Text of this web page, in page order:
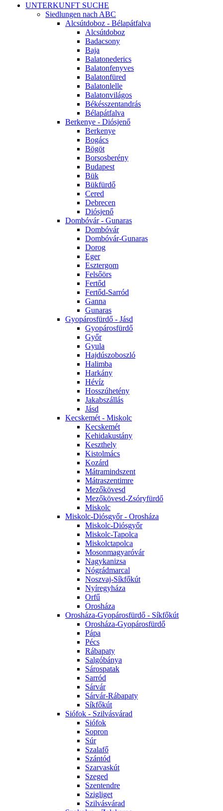
UNTERKUNFT SUCHE
Siedlungen nach ABC
Alcsútdoboz - Bélapátfalva
Alcsútdoboz
Badacsony
Baja
Balatonederics
Balatonfenyves
Balatonfüred
Balatonlelle
Balatonvilágos
Békésszentandrás
Bélapátfalva
Berkenye - Diósjenő
Berkenye
Bogács
Bögöt
Borsosberény
Budapest
Bük
Bükfürdő
Cered
Debrecen
Diósjenő
Dombóvár - Gunaras
Dombóvár
Dombóvár-Gunaras
Dorog
Eger
Esztergom
Felsőörs
Fertőd
Fertőd-Sarród
Ganna
Gunaras
Gyopárosfürdő - Jásd
Gyopárosfürdő
Győr
Gyula
Hajdúszoboszló
Halimba
Harkány
Hévíz
Hosszúhetény
Jakabszállás
Jásd
Kecskemét - Miskolc
Kecskemét
Kehidakustány
Keszthely
Kistolmács
Kozárd
Mátramindszent
Mátraszentimre
Mezőkövesd
Mezőkövesd-Zsóryfürdő
Miskolc
Miskolc-Diósgyőr - Orosháza
Miskolc-Diósgyőr
Miskolc-Tapolca
Miskolctapolca
Mosonmagyaróvár
Nagykanizsa
Nógrádmarcal
Noszvaj-Síkfőkút
Nyíregyháza
Orfű
Orosháza
Orosháza-Gyopárosfürdő - Síkfőkút
Orosháza-Gyopárosfürdő
Pápa
Pécs
Rábapaty
Salgóbánya
Sárospatak
Sarród
Sárvár
Sárvár-Rábapaty
Síkfőkút
Siófok - Szilvásvárad
Siófok
Sopron
Súr
Szalafő
Szántód
Szarvaskút
Szeged
Szentendre
Szigliget
Szilvásvárad